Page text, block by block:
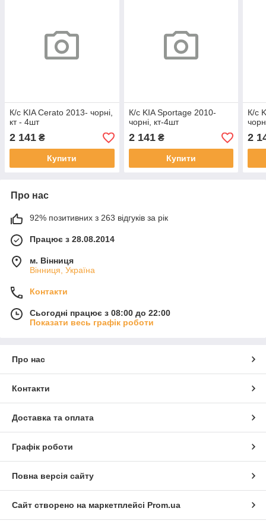
К/с KIA Cerato 2013- чорні,
кт - 4шт
2 141 ₴
Купити
К/с KIA Sportage 2010-
чорні, кт-4шт
2 141₴
Купити
К/с
2
Про нас
92% позитивних з 263 відгуків за рік
Працює з 28.08.2014
м. Вінниця
Вінниця, Україна
Контакти
Сьогодні працює з 08:00 до 22:00
Показати весь графік роботи
Про нас
Контакти
Доставка та оплата
Графік роботи
Повна версія сайту
Сайт створено на маркетплейсі Prom.ua